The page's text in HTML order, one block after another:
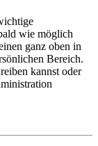
wie möglich
ganz oben in
Bereich.
kannst oder